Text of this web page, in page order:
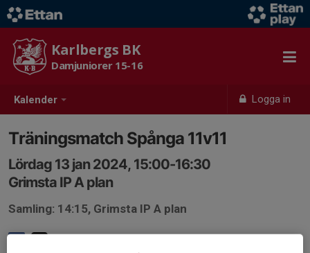
Kalender Logga in
Karlbergs BK
Damjuniorer 15-16
Träningsmatch Spånga 11v11
Lördag 13 jan 2024, 15:00-16:30
Grimsta IP A plan
Samling: 14:15, Grimsta IP A plan